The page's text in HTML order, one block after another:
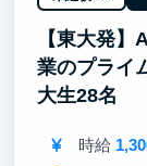
【東大発
業のプライ
大生28名
時給